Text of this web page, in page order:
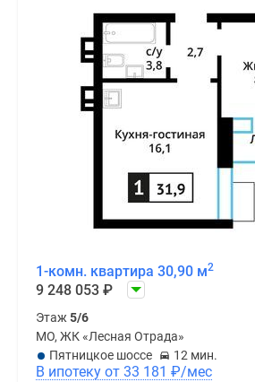
1-комн. квартира 30,90 м2
9 248 053 ₽
Этаж5/6
МО, ЖК «Лесная Отрада»
Пятницкое шоссе
12 мин.
В ипотеку от 33 181 ₽/мес